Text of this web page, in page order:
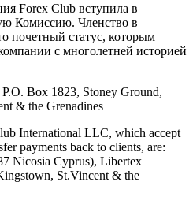
Forex Club вступила в
Комиссию. Членство в
почетный статус, которым
с многолетней историей
Box 1823, Stoney Ground,
& the Grenadines
International LLC, which accept
payments back to clients, are:
Nicosia Cyprus), Libertex
St.Vincent & the